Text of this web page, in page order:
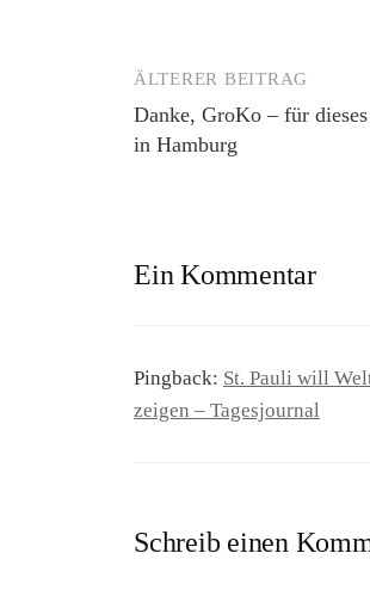
Beitrags-
Navigation
ÄLTERER BEITRAG
Danke, GroKo – für
in Hamburg
Ein Kommentar
Pingback: St. Pauli will
zeigen – Tagesjournal
Schreib einen